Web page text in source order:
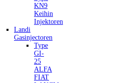
KN9
Keihin
Injektoren
Landi
Gasinjectoren
Type
GI-
25
ALFA
FIAT